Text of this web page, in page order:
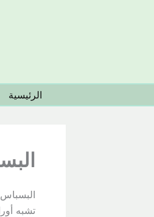
الرئيسية
تشبه